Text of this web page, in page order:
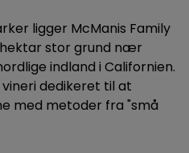
ligger McManis Family
hektar stor grund nær
indland i Californien.
dedikeret til at
med metoder fra "små